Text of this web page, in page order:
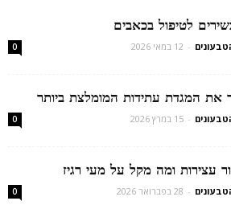
לטיפול בכאבים
- 12 במאי 2026 0
את המגדת עתידות המומלצת ביותר
- 15 במרץ 2026 0
עצירות ומה מקל על מעי רגיז
- 28 בפברואר 2026 0